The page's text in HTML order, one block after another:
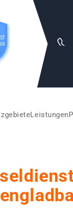
Leistungen